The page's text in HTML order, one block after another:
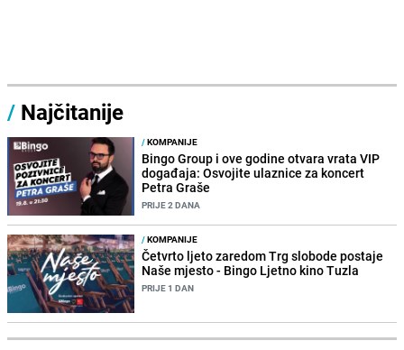
/ Najčitanije
/KOMPANIJE
Bingo Group i ove godine otvara vrata VIP
događaja: Osvojite ulaznice za koncert
Petra Graše
PRIJE 2 DANA
/KOMPANIJE
Četvrto ljeto zaredom Trg slobode postaje
Naše mjesto - Bingo Ljetno kino Tuzla
PRIJE 1 DAN